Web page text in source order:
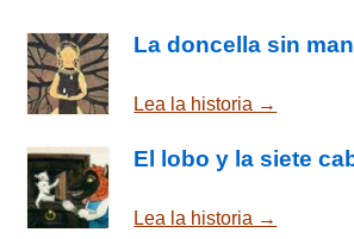
La doncella sin
Lea la historia →
El lobo y la siete
Lea la historia →